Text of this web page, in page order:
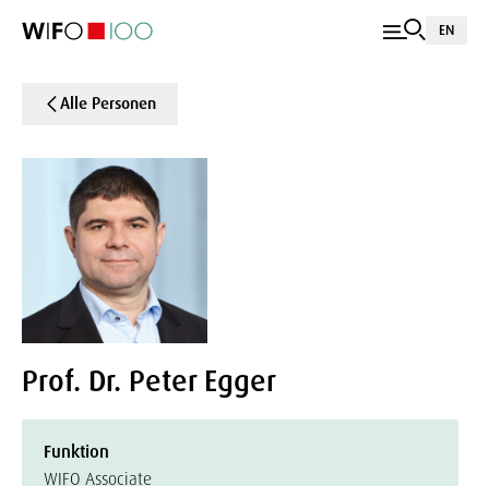
EN
Alle Personen
Prof. Dr. Peter Egger
Funktion
WIFO Associate